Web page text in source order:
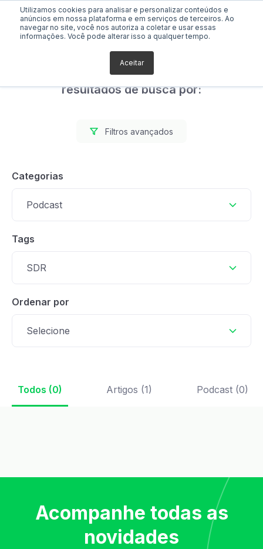
Utilizamos cookies para analisar e personalizar conteúdos e
anúncios em nossa plataforma e em serviços de terceiros. Ao
navegar no site, você nos autoriza a coletar e usar essas
informações. Você pode alterar isso a qualquer tempo.
Aceitar
Foram encontrados 0
resultados de busca por:
Filtros avançados
Categorias
Podcast
Tags
SDR
Ordenar por
Selecione
Todos (0) Artigos (1) Podcast (0)
Acompanhe todas as
novidades